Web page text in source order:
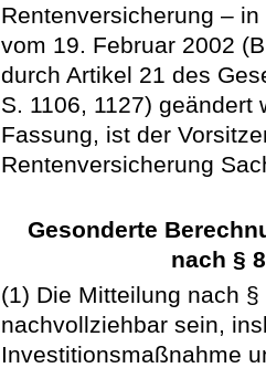
Rentenversicherung –
vom 19. Februar 2002
durch Artikel 21 des
S. 1106, 1127)
Fassung, ist der
Rentenversicherung
Gesonderte
nach §
(1) Die Mitteilung nach
nachvollziehbar sein,
Investitionsmaßnahme